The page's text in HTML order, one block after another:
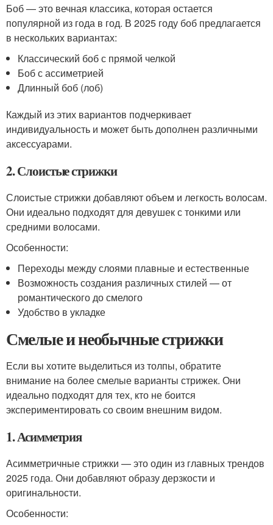
Боб — это вечная классика, которая остается
популярной из года в год. В 2025 году боб предлагается
в нескольких вариантах:
Классический боб с прямой челкой
Боб с ассиметрией
Длинный боб (лоб)
Каждый из этих вариантов подчеркивает
индивидуальность и может быть дополнен различными
аксессуарами.
2. Слоистые стрижки
Слоистые стрижки добавляют объем и легкость волосам.
Они идеально подходят для девушек с тонкими или
средними волосами.
Особенности:
Переходы между слоями плавные и естественные
Возможность создания различных стилей — от
романтического до смелого
Удобство в укладке
Смелые и необычные стрижки
Если вы хотите выделиться из толпы, обратите
внимание на более смелые варианты стрижек. Они
идеально подходят для тех, кто не боится
экспериментировать со своим внешним видом.
1. Асимметрия
Асимметричные стрижки — это один из главных трендов
2025 года. Они добавляют образу дерзкости и
оригинальности.
Особенности: